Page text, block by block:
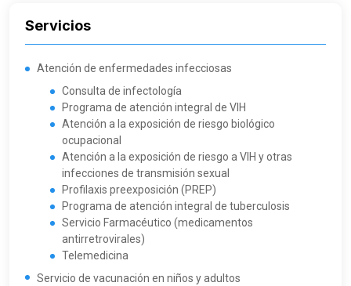
Servicios
Atención de enfermedades infecciosas
Consulta de infectología
Programa de atención integral de VIH
Atención a la exposición de riesgo biológico
ocupacional
Atención a la exposición de riesgo a VIH y otras
infecciones de transmisión sexual
Profilaxis preexposición (PREP)
Programa de atención integral de tuberculosis
Servicio Farmacéutico (medicamentos
antirretrovirales)
Telemedicina
Servicio de vacunación en niños y adultos